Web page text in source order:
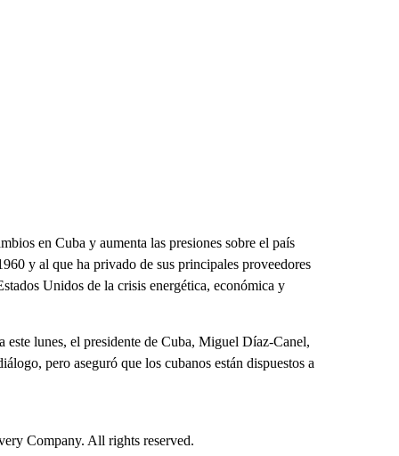
en Cuba y aumenta las presiones sobre el país
y al que ha privado de sus principales proveedores
Unidos de la crisis energética, económica y
lunes, el presidente de Cuba, Miguel Díaz-Canel,
pero aseguró que los cubanos están dispuestos a
Company. All rights reserved.